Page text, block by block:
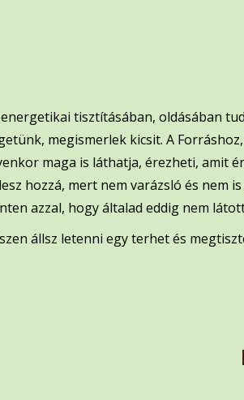
tisztításában, oldásában
megismerlek kicsit. A
maga is láthatja, érezheti, amit
hozzá, mert nem varázsló és nem
azzal, hogy általad eddig nem
állsz letenni egy terhet és